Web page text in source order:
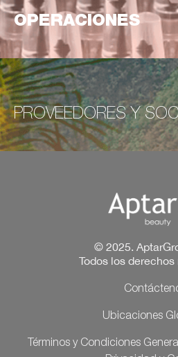
OPERACIONES
PROVEEDORES Y
© 2025.
Todos los derechos
Ubicaciones
Términos y Condiciones